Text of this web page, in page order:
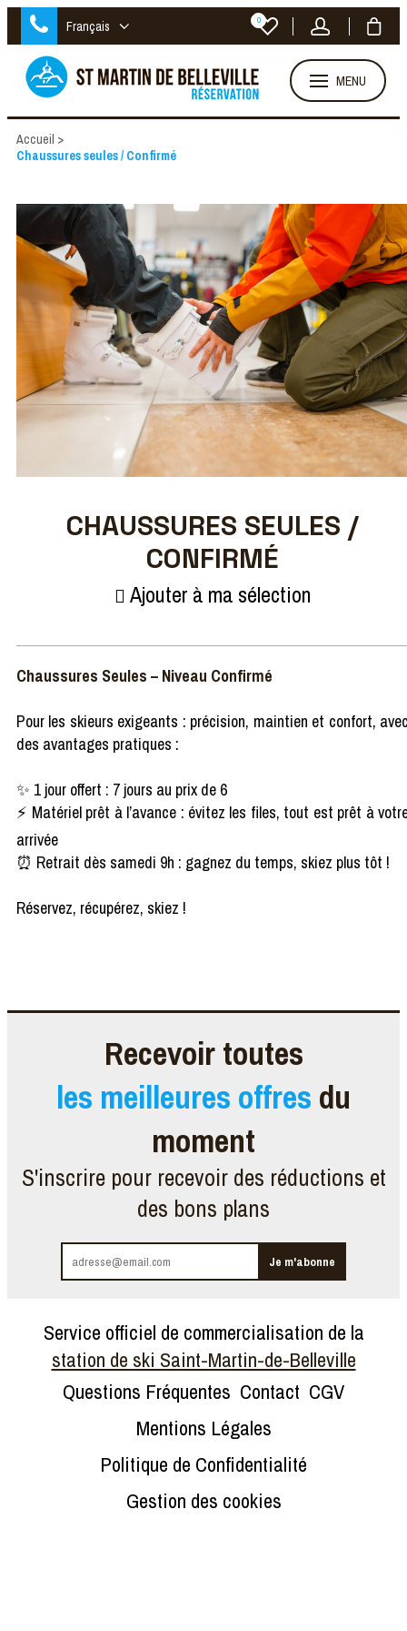
Français 0
MENU
Accueil >
Chaussures seules / Confirmé
CHAUSSURES SEULES /
CONFIRMÉ
Ajouter à ma sélection
Chaussures Seules – Niveau Confirmé
Pour les skieurs exigeants : précision, maintien et confort,
des avantages pratiques :
✨ 1 jour offert : 7 jours au prix de 6
⚡ Matériel prêt à l’avance : évitez les files, tout est prêt à
arrivée
⏰ Retrait dès samedi 9h : gagnez du temps, skiez plus tôt !
Réservez, récupérez, skiez !
Recevoir toutes
les meilleures offres du
moment
S'inscrire pour recevoir des réductions et
des bons plans
Service officiel de commercialisation de la
station de ski Saint-Martin-de-Belleville
Questions Fréquentes Contact CGV
Mentions Légales
Politique de Confidentialité
Gestion des cookies